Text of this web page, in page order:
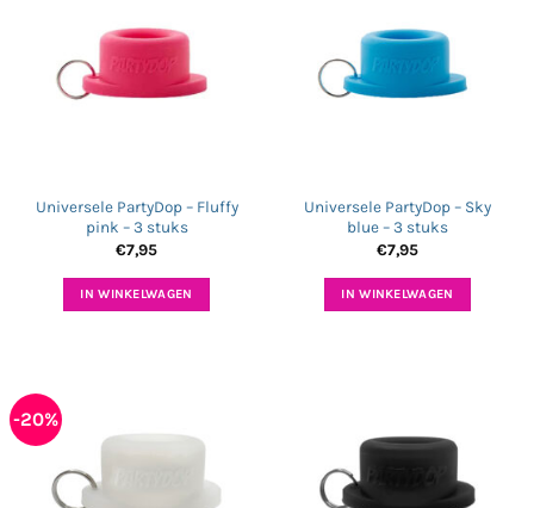
Universele PartyDop – Fluffy
pink – 3 stuks
€7,95
IN WINKELWAGEN
Universele PartyDop – Sky
blue – 3 stuks
€7,95
IN WINKELWAGEN
-20%